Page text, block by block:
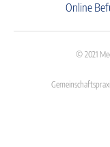
Online
© 2021